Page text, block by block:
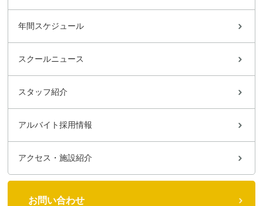
年間スケジュール
スクールニュース
スタッフ紹介
アルバイト採用情報
アクセス・施設紹介
お問い合わせ